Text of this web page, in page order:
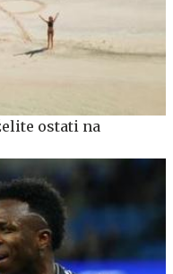
ostati na